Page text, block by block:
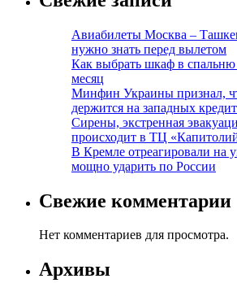
Авиабилеты Москва –
нужно знать перед вылетом
Как выбрать шкаф в спальню
месяц
Минфин Украины признал,
держится на западных
Сирены, экстренная
происходит в ТЦ
В Кремле отреагировали на
мощно ударить по России
Свежие комментарии
Нет комментариев для просмотра.
Архивы